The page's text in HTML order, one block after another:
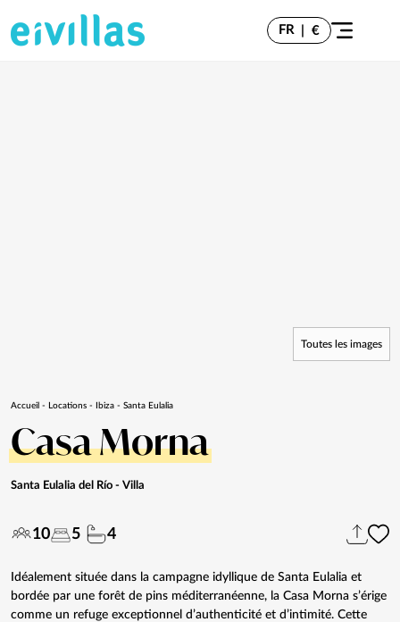
FR €
Toutes les images
Accueil - Locations - Ibiza - Santa Eulalia
Casa Morna
Santa Eulalia del Río - Villa
10 5 4
Idéalement située dans la campagne idyllique de Santa Eulalia et
bordée par une forêt de pins méditerranéenne, la Casa Morna s’érige
comme un refuge exceptionnel d’authenticité et d’intimité. Cette